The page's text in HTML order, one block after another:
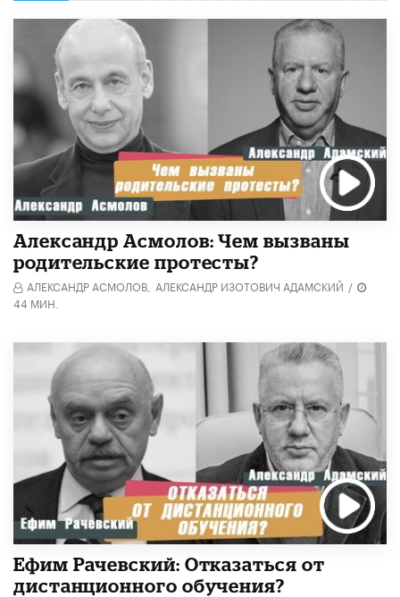
Александр Асмолов: Чем вызваны
родительские протесты?
АЛЕКСАНДР АСМОЛОВ, АЛЕКСАНДР ИЗОТОВИЧ АДАМСКИЙ /
44 МИН.
Ефим Рачевский: Отказаться от
дистанционного обучения?